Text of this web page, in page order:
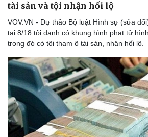
Thể thao
Bóng đá
Lịch thi đấu bóng đá
Thế giới thể thao
Hậu trường
Ô tô
Xe máy
Tư vấn
tài sản và tội nhận hối lộ
VOV.VN - Dự thảo Bộ luật Hình sự (sửa
tại 8/18 tội danh có khung hình phạt tử
trong đó có tội tham ô tài sản, nhận hối lộ.